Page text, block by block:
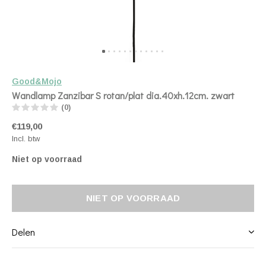
Good&Mojo
Wandlamp Zanzibar S rotan/plat dia.40xh.12cm. zwart
(0)
€119,00
Incl. btw
Niet op voorraad
NIET OP VOORRAAD
Delen